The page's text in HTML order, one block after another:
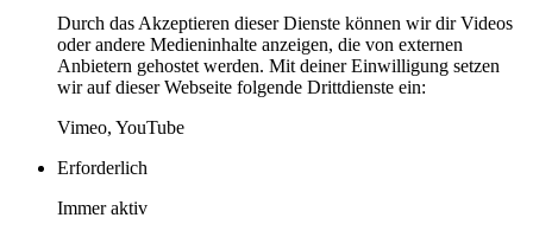
Durch das Akzeptieren dieser Dienste können wir dir Videos
oder andere Medieninhalte anzeigen, die von externen
Anbietern gehostet werden. Mit deiner Einwilligung setzen
wir auf dieser Webseite folgende Drittdienste ein:
Vimeo, YouTube
Erforderlich
Immer aktiv